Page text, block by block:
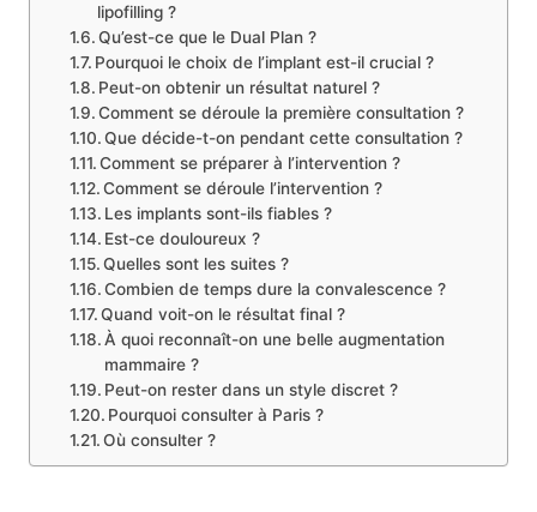
lipofilling ?
Qu’est-ce que le Dual Plan ?
Pourquoi le choix de l’implant est-il crucial ?
Peut-on obtenir un résultat naturel ?
Comment se déroule la première consultation ?
Que décide-t-on pendant cette consultation ?
Comment se préparer à l’intervention ?
Comment se déroule l’intervention ?
Les implants sont-ils fiables ?
Est-ce douloureux ?
Quelles sont les suites ?
Combien de temps dure la convalescence ?
Quand voit-on le résultat final ?
À quoi reconnaît-on une belle augmentation
mammaire ?
Peut-on rester dans un style discret ?
Pourquoi consulter à Paris ?
Où consulter ?